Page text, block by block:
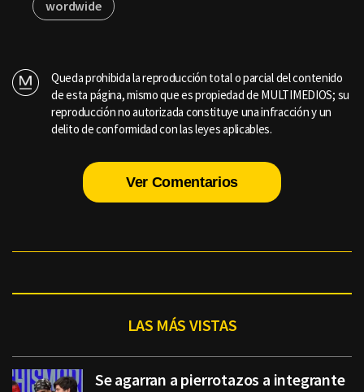
wordwide
Queda prohibida la reproducción total o parcial del contenido
de esta página, mismo que es propiedad de MULTIMEDIOS; su
reproducción no autorizada constituye una infracción y un
delito de conformidad con las leyes aplicables.
Ver Comentarios
LAS MÁS VISTAS
Se agarran a pierrotazos a integrante